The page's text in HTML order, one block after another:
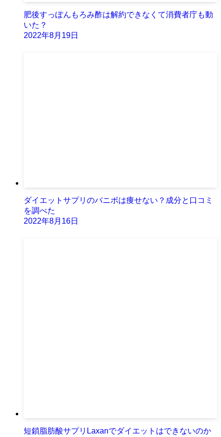
肥後すっぽんもろみ酢は解約できなくて消費者庁も動
いた？
2022年8月19日
ダイエットサプリのバニボは痩せない？成分と口コミ
を調べた
2022年8月16日
短鎖脂肪酸サプリLaxanでダイエットはできないのか